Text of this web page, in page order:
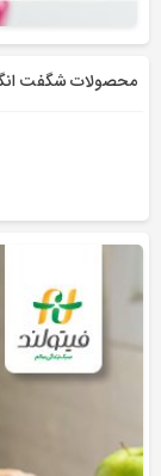
محصولات شگفت